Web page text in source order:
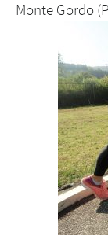
Monte Gordo